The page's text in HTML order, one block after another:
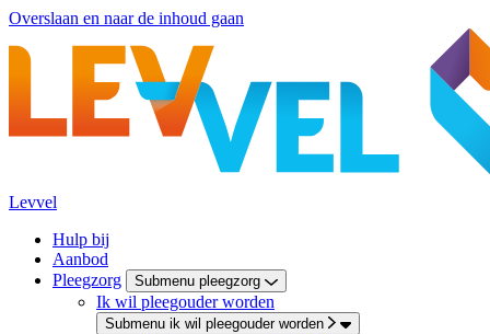
Overslaan en naar de inhoud gaan
Levvel
Hulp bij
Aanbod
Pleegzorg
Submenu pleegzorg
Ik wil pleegouder worden
Submenu ik wil pleegouder worden